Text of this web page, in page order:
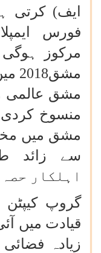
ایف) کرتی
فورس
مرکوز
منسوخ
اہلکار
گروپ
زیادہ